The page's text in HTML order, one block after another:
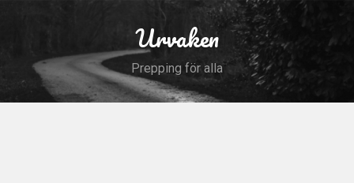
Urvaken
Prepping för alla